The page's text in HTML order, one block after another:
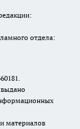
отдела:
материалов